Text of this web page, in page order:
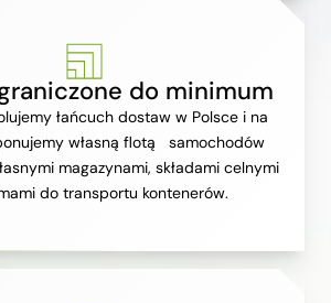
do minimum
łańcuch dostaw w Polsce i na
własną flotą samochodów
magazynami, składami celnymi
do transportu kontenerów.